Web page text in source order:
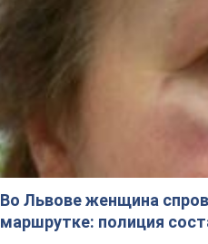
Во Львове женщина
маршрутке: полиция